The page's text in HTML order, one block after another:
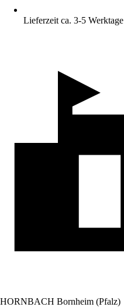
Lieferzeit ca. 3-5 Werktage
HORNBACH Bornheim (Pfalz)